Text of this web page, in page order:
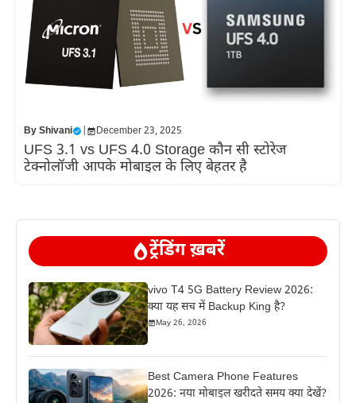
ByShivani December 23, 2025
UFS 3.1 vs UFS 4.0 Storage कौन सी स्टोरेज
टेक्नोलॉजी आपके मोबाइल के लिए बेहतर है
ट्रेंडिंग ख़बरें
vivo T4 5G Battery Review 2026:
क्या यह सच में Backup King है?
May 26, 2026
Best Camera Phone Features
2026: नया मोबाइल खरीदते समय क्या देखें?